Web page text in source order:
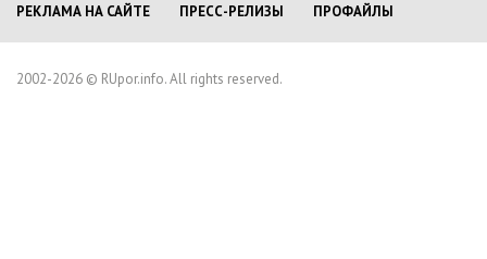
РЕКЛАМА НА САЙТЕ
ПРЕСС-РЕЛИЗЫ ПРОФАЙЛЫ
2002-2026 © RUpor.info. All rights reserved.